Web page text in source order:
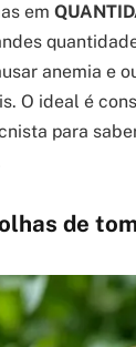
em
anemia e
O ideal é
para
de